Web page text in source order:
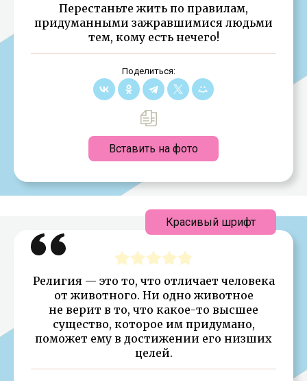
Перестаньте жить по правилам,
придуманными зажравшимися людьми
тем, кому есть нечего!
Поделиться:
Вставить на фото
Религия — это то, что отличает человека
от животного. Ни одно животное
не верит в то, что какое-то высшее
существо, которое им придумано,
поможет ему в достижении его низших
целей.
Красивый шрифт